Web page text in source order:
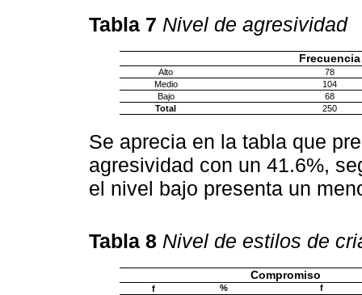
Tabla 7 Nivel de agresividad
Frecuencia
Alto
78
Medio
104
Bajo
68
Total
250
Se aprecia en la tabla que
agresividad con un 41.6%,
el nivel bajo presenta un
Tabla 8 Nivel de estilos de
Compromiso
f %
f